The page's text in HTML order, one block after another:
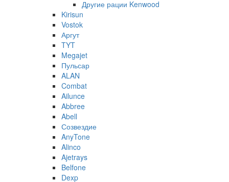
Другие рации Kenwood
Kirisun
Vostok
Аргут
TYT
Megajet
Пульсар
ALAN
Combat
Ailunce
Abbree
Abell
Созвездие
AnyTone
Alinco
Ajetrays
Belfone
Dexp